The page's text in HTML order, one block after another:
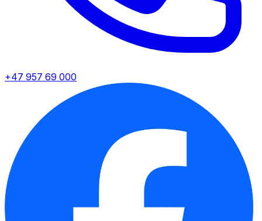
+47 957 69 000